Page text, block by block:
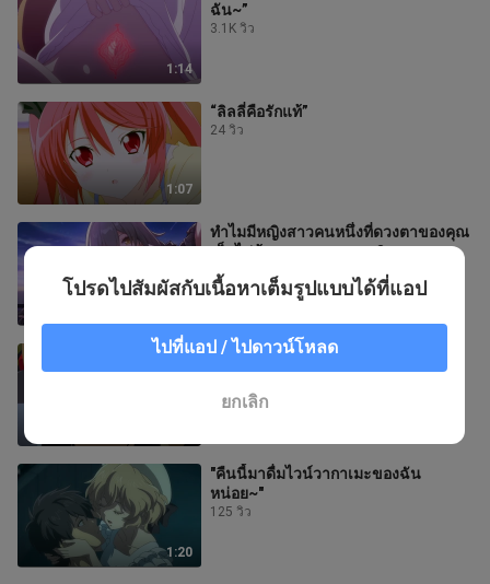
1:14
ฉัน~”
3.1K วิว
1:07
“ลิลลี่คือรักแท้”
24 วิว
ทำไมมีหญิงสาวคนหนึ่งที่ดวงตาของคุณ
เต็มไปด้วยดวงตาของคุณ?
3 วิว
“เจ้านายของฉันเร็วมาก!”
146 วิว
1:20
"คืนนี้มาดื่มไวน์วากาเมะของฉัน
หน่อย~"
125 วิว
โปรดไปสัมผัสกับเนื้อหาเต็มรูปแบบได้ที่แอป
ไปที่แอป / ไปดาวน์โหลด
ยกเลิก